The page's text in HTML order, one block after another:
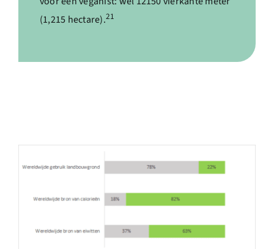
(1,215 hectare).21